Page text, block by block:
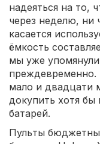
надеяться на то,
через неделю, ни
касается
ёмкость
мы уже
преждевременно.
мало и двадцати
докупить хотя бы
батарей.
Пульты